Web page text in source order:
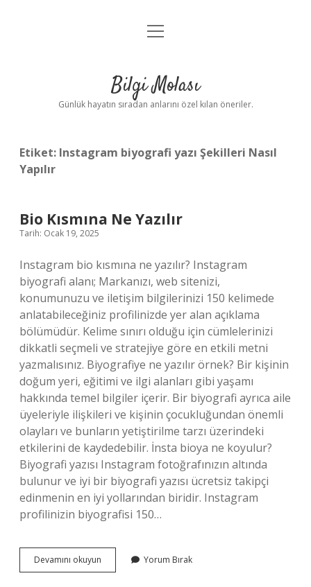
Anasayfa
Yasal Uyarı
menüyü
Bilgi Molası
Günlük hayatın sıradan anlarını özel kılan öneriler.
Etiket: Instagram biyografi yazı Şekilleri Nasıl
Yapılır
Bio Kısmına Ne Yazılır
Tarih: Ocak 19, 2025
Instagram bio kısmına ne yazılır? Instagram
biyografi alanı; Markanızı, web sitenizi,
konumunuzu ve iletişim bilgilerinizi 150 kelimede
anlatabileceğiniz profilinizde yer alan açıklama
bölümüdür. Kelime sınırı olduğu için cümlelerinizi
dikkatli seçmeli ve stratejiye göre en etkili metni
yazmalısınız. Biyografiye ne yazılır örnek? Bir kişinin
doğum yeri, eğitimi ve ilgi alanları gibi yaşamı
hakkında temel bilgiler içerir. Bir biyografi ayrıca aile
üyeleriyle ilişkileri ve kişinin çocukluğundan önemli
olayları ve bunların yetiştirilme tarzı üzerindeki
etkilerini de kaydedebilir. İnsta bioya ne koyulur?
Biyografi yazısı Instagram fotoğrafınızın altında
bulunur ve iyi bir biyografi yazısı ücretsiz takipçi
edinmenin en iyi yollarından biridir. Instagram
profilinizin biyografisi 150…
Devamını okuyun
Kısmına
Yorum Bırak